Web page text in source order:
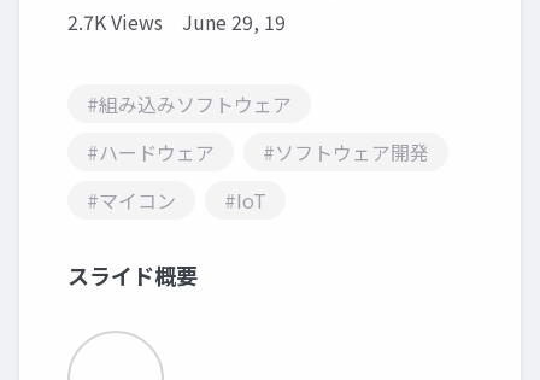
2.7K Views June 29, 19
#組み込みソフトウェア
#ハードウェア
#ソフトウェア開発
#マイコン
#IoT
スライド概要